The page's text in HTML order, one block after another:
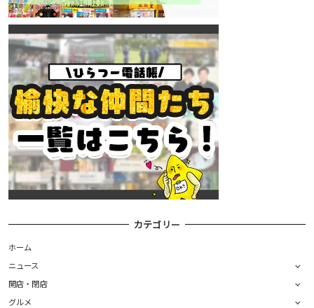
カテゴリー
ホーム
ニュース
開店・閉店
グルメ